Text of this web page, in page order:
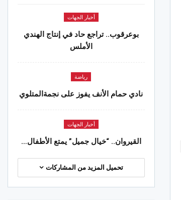
أخبار الجهات
بوعرقوب.. تراجع حاد في إنتاج الهندي
الأملس
رياضة
نادي حمام الأنف يفوز على نجمةالمتلوي
أخبار الجهات
القيروان.. “خيال جميل” يمتع الأطفال…
تحميل المزيد من المشاركات